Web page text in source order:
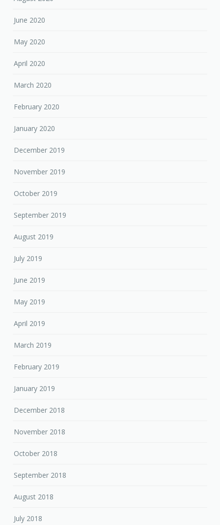
June 2020
May 2020
April 2020
March 2020
February 2020
January 2020
December 2019
November 2019
October 2019
September 2019
August 2019
July 2019
June 2019
May 2019
April 2019
March 2019
February 2019
January 2019
December 2018
November 2018
October 2018
September 2018
August 2018
July 2018